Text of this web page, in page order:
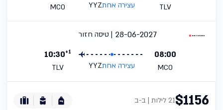
TLV עצירה אחתYYZ
MCO
טיסה חזור
28-06-2027
08:00
MCO עצירה אחתYYZ
10:30+1
TLV
$115621 לילות | ב-ב